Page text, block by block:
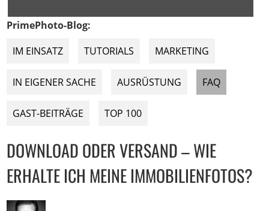
PrimePhoto-Blog:
IM EINSATZ
TUTORIALS MARKETING
IN EIGENER SACHE AUSRÜSTUNG FAQ
GAST-BEITRÄGE TOP 100
DOWNLOAD ODER VERSAND – WIE
ERHALTE ICH MEINE IMMOBILIENFOTOS?